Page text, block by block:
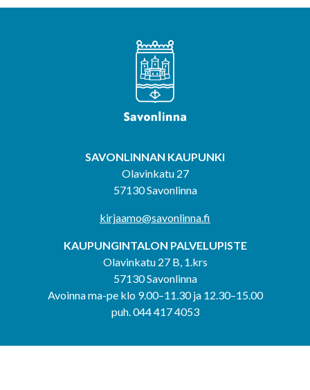
SAVONLINNAN KAUPUNKI
Olavinkatu 27
57130 Savonlinna
kirjaamo@savonlinna.fi
KAUPUNGINTALON PALVELUPISTE
Olavinkatu 27 B, 1.krs
57130 Savonlinna
Avoinna ma-pe klo 9.00–11.30 ja 12.30–15.00
puh. 044 417 4053